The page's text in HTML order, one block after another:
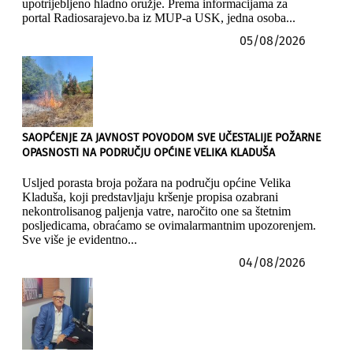
upotrijebljeno hladno oružje. Prema informacijama za
portal Radiosarajevo.ba iz MUP-a USK, jedna osoba...
05/08/2026
SAOPĆENJE ZA JAVNOST POVODOM SVE UČESTALIJE POŽARNE
OPASNOSTI NA PODRUČJU OPĆINE VELIKA KLADUŠA
Usljed porasta broja požara na području općine Velika
Kladuša, koji predstavljaju kršenje propisa ozabrani
nekontrolisanog paljenja vatre, naročito one sa štetnim
posljedicama, obraćamo se ovimalarmantnim upozorenjem.
Sve više je evidentno...
04/08/2026